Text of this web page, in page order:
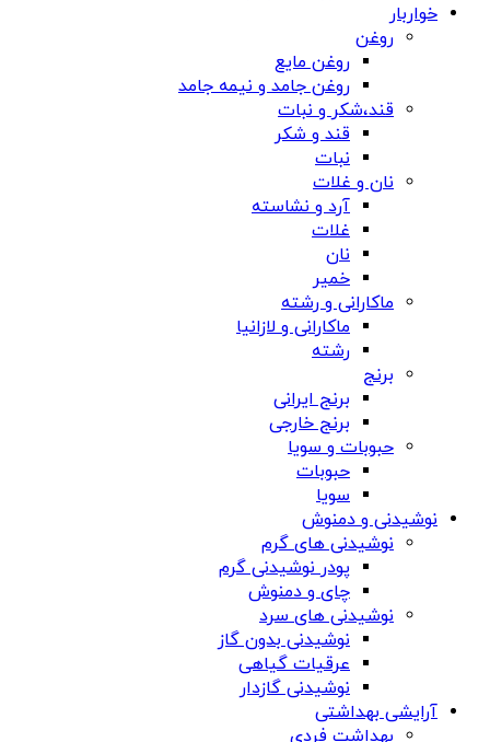
خواربار
روغن
روغن مایع
روغن جامد و نیمه جامد
قند،شکر و نبات
قند و شکر
نبات
نان و غلات
آرد و نشاسته
غلات
نان
خمیر
ماکارانی و رشته
ماکارانی و لازانیا
رشته
برنج
برنج ایرانی
برنج خارجی
حبوبات و سویا
حبوبات
سویا
نوشیدنی و دمنوش
نوشیدنی های گرم
پودر نوشیدنی گرم
چای و دمنوش
نوشیدنی های سرد
نوشیدنی بدون گاز
عرقیات گیاهی
نوشیدنی گازدار
آرایشی بهداشتی
بهداشت فردی